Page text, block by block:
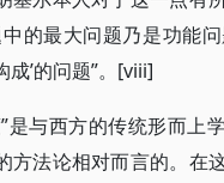
的最大问题乃是功能问
’的问题”。[viii]
是与西方的传统形而上
方法论相对而言的。在